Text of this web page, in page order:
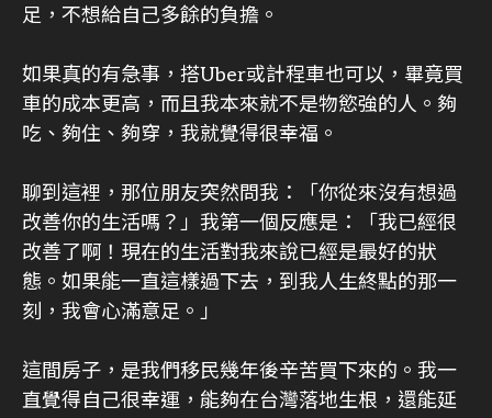
足，不想給自己多餘的負擔。
如果真的有急事，搭Uber或計程車也可以，畢竟買
車的成本更高，而且我本來就不是物慾強的人。夠
吃、夠住、夠穿，我就覺得很幸福。
聊到這裡，那位朋友突然問我：「你從來沒有想過
改善你的生活嗎？」我第一個反應是：「我已經很
改善了啊！現在的生活對我來說已經是最好的狀
態。如果能一直這樣過下去，到我人生終點的那一
刻，我會心滿意足。」
這間房子，是我們移民幾年後辛苦買下來的。我一
直覺得自己很幸運，能夠在台灣落地生根，還能延